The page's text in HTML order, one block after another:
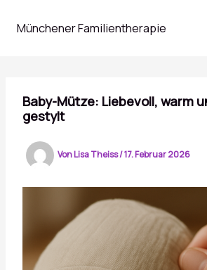
InhaltMünchener Familientherapie
Baby-Mütze: Liebevoll, warm
gestylt
VonLisa Theiss/17. Februar 2026